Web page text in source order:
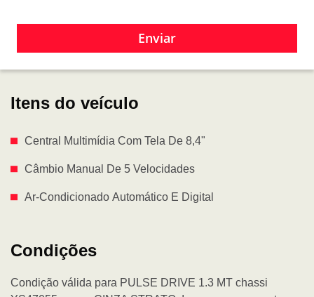
Itens do veículo
Central Multimídia Com Tela De 8,4"
Câmbio Manual De 5 Velocidades
Ar-Condicionado Automático E Digital
Condições
Condição válida para PULSE DRIVE 1.3 MT chassi
Enviar